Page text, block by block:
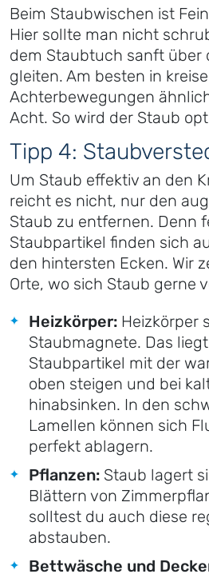
Beim Staubwischen ist
Hier sollte man nicht
dem Staubtuch sanft über
gleiten. Am besten in
Achterbewegungen
Acht. So wird der Staub
Tipp 4:
Um Staub effektiv an den
reicht es nicht, nur den
Staub zu entfernen. Denn
Staubpartikel finden sich
den hintersten Ecken. Wir
Orte, wo sich Staub gerne
Heizkörper: Heizkörper
Staubmagnete. Das
Staubpartikel mit der
oben steigen und bei
hinabsinken. In den
Lamellen können sich
perfekt ablagern.
Pflanzen: Staub lagert
Blättern von
solltest du auch diese
abstauben.
Bettwäsche und